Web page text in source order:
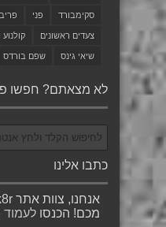
סקימבורד פני
צעדים ראשונים קולנוע
שיאי גינס שפם בורדס
לא מצאתם? חפשו
כתבו אלינו
מכם! הכנסו לעמוד